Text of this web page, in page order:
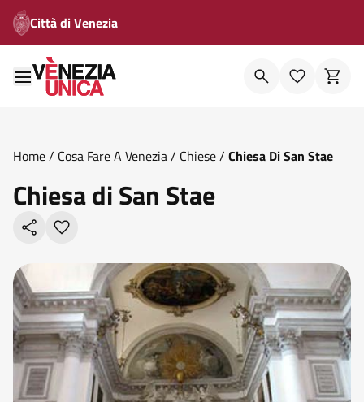
Città di Venezia
Home/ Cosa Fare A Venezia/ Chiese/ Chiesa Di San Stae
Chiesa di San Stae